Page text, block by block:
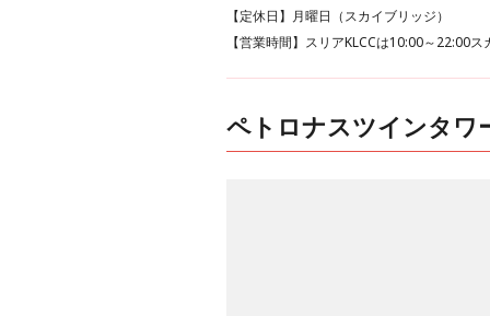
【定休日】月曜日（スカイブリッジ）
【営業時間】スリアKLCCは10:00～22:00
ペトロナスツインタワ